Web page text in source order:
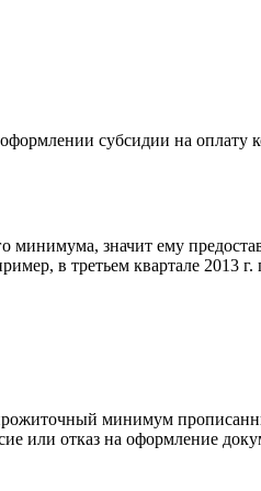
субсидии на оплату
значит ему
в третьем квартале 2013
минимум
или отказ на оформление